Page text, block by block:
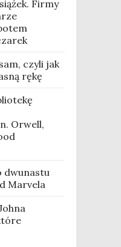
Firmy
czyli jak
rękę
Orwell,
dwunastu
Marvela